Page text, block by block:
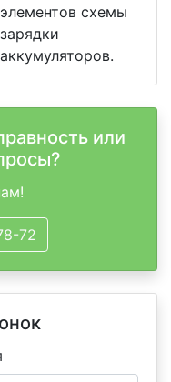
элементов схемы
зарядки
аккумуляторов.
или
72